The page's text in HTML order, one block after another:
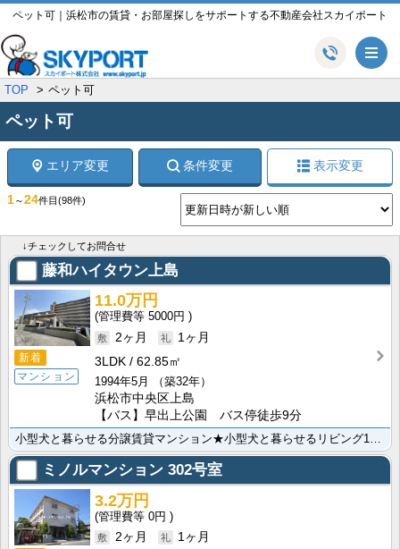
ペット可｜浜松市の賃貸・お部屋探しをサポートする不動産会社スカイポート
TOP ペット可
ペット可
エリア変更 条件変更 表示変更
1～24件目 (98件)
↓チェックしてお問合せ
藤和ハイタウン上島
新着
マンション
11.0万円
5000円
2ヶ月
1ヶ月
3LDK
62.85㎡
1994年5月
（築32年）
浜松市中央区上島
【バス】早出上公園 バス停徒歩9分
小型犬と暮らせる分譲賃貸マンション★小型犬と暮らせるリビング18帖超の広々2LDK！ファミリーや新婚･･･
ミノルマンション 302号室
3.2万円
0円
2ヶ月
1ヶ月